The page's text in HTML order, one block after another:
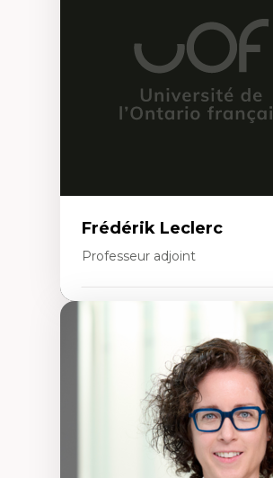
l'environnement bâti
Conception de projet en milieu
Analyse critique en architecture et
enseignement du design
Frédérik Leclerc
Professeur adjoint
Théories et pratiques de
Urbanisme durable
Histoire de l’urbanisme
Théories sur la
territorialité/territorialisation